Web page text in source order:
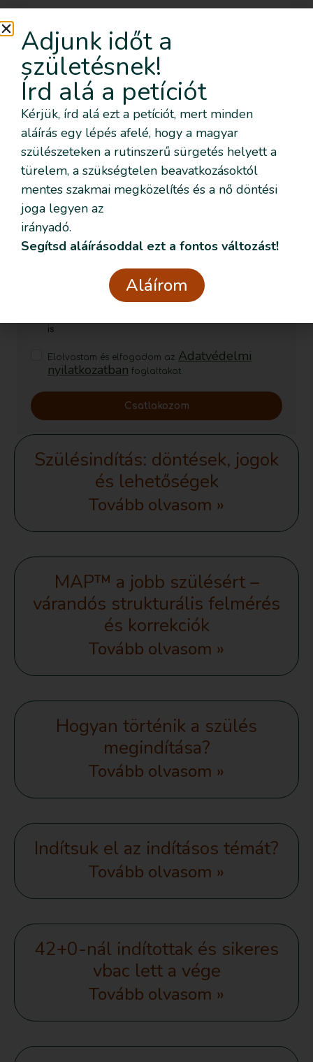
Tartalomjegyzék
Kategóriák
Szeretném nyomon követni az
eseményeket emailben is
Feliratkozom!
is
Elolvastam és elfogadom az Adatvédelmi
nyilatkozatban foglaltakat.
Csatlakozom
Szülésindítás: döntések, jogok
és lehetőségek
Tovább olvasom »
MAP™ a jobb szülésért –
várandós strukturális felmérés
és korrekciók
Tovább olvasom »
Hogyan történik a szülés
megindítása?
Tovább olvasom »
Indítsuk el az indításos témát?
Tovább olvasom »
42+0-nál indítottak és sikeres
vbac lett a vége
Tovább olvasom »
Adjunk időt a
születésnek!
Írd alá a petíciót
Kérjük, írd alá ezt a petíciót, mert minden
aláírás egy lépés afelé, hogy a magyar
szülészeteken a rutinszerű sürgetés helyett a
türelem, a szükségtelen beavatkozásoktól
mentes szakmai megközelítés és a nő döntési
joga legyen az
irányadó.
Segítsd aláírásoddal ezt a fontos változást!
Aláírom